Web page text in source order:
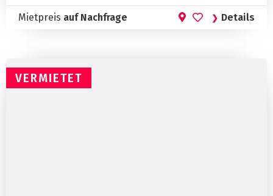
Mietpreis auf Nachfrage Details
VERMIETET